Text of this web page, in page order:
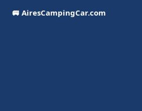
🚐 AiresCampingCar.com